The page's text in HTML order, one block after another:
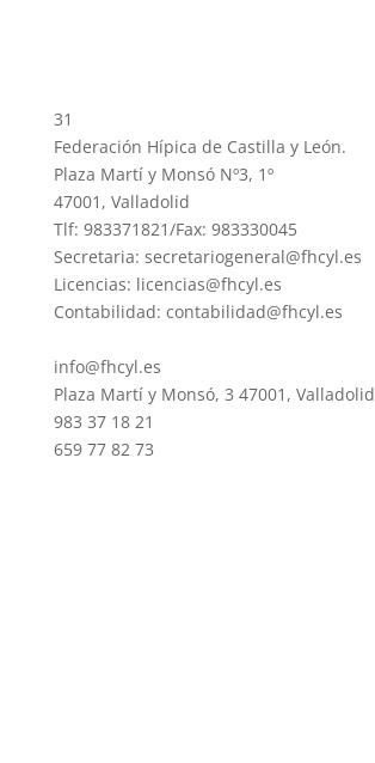
31
Federación Hípica de Castilla y León.
Plaza Martí y Monsó Nº3, 1º
47001, Valladolid
Tlf: 983371821/Fax: 983330045
Secretaria: secretariogeneral@fhcyl.es
Licencias: licencias@fhcyl.es
Contabilidad: contabilidad@fhcyl.es
info@fhcyl.es
Plaza Martí y Monsó, 3 47001, Valladolid
983 37 18 21
659 77 82 73